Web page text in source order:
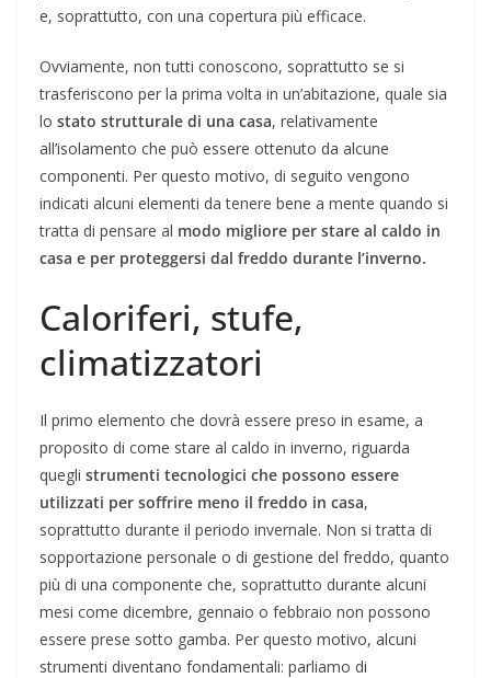
e, soprattutto, con una copertura più efficace.
Ovviamente, non tutti conoscono, soprattutto se si
trasferiscono per la prima volta in un’abitazione, quale sia
lo stato strutturale di una casa, relativamente
all’isolamento che può essere ottenuto da alcune
componenti. Per questo motivo, di seguito vengono
indicati alcuni elementi da tenere bene a mente quando si
tratta di pensare al modo migliore per stare al caldo in
casa e per proteggersi dal freddo durante l’inverno.
Caloriferi, stufe,
climatizzatori
Il primo elemento che dovrà essere preso in esame, a
proposito di come stare al caldo in inverno, riguarda
quegli strumenti tecnologici che possono essere
utilizzati per soffrire meno il freddo in casa,
soprattutto durante il periodo invernale. Non si tratta di
sopportazione personale o di gestione del freddo, quanto
più di una componente che, soprattutto durante alcuni
mesi come dicembre, gennaio o febbraio non possono
essere prese sotto gamba. Per questo motivo, alcuni
strumenti diventano fondamentali: parliamo di